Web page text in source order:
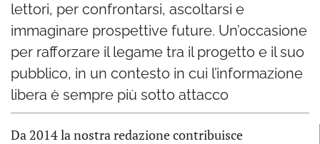
lettori, per confrontarsi, ascoltarsi e
immaginare prospettive future. Un’occasione
per rafforzare il legame tra il progetto e il suo
pubblico, in un contesto in cui l’informazione
libera è sempre più sotto attacco
Da 2014 la nostra redazione contribuisce